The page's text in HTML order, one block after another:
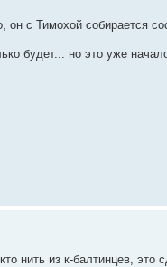
он с Тимохой собирается
будет... но это уже
нить из к-балтинцев,